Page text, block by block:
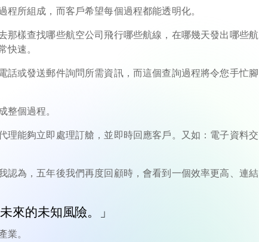
所組成，而客戶希望每個過程都能透明化。
那樣查找哪些航空公司飛行哪些航線，在哪幾天發出哪些航
快速。
話或發送郵件詢問所需資訊，而這個查詢過程將令您手忙腳
整個過程。
理能夠立即處理訂艙，並即時回應客戶。又如：電子資料交
認為，五年後我們再度回顧時，會看到一個效率更高、連結
來的未知風險。」
業。